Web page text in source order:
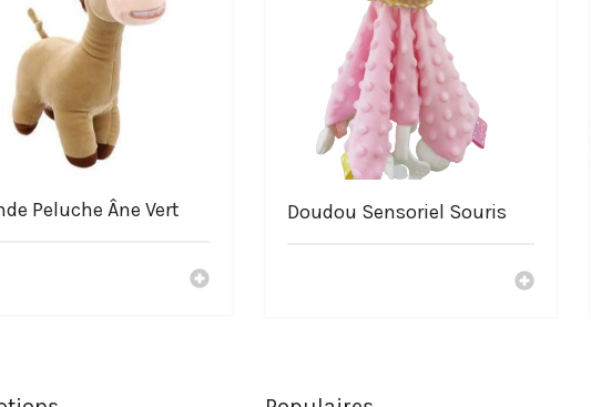
de Pokémon !
Peluche Âne Vert Doudou Sensoriel Souris